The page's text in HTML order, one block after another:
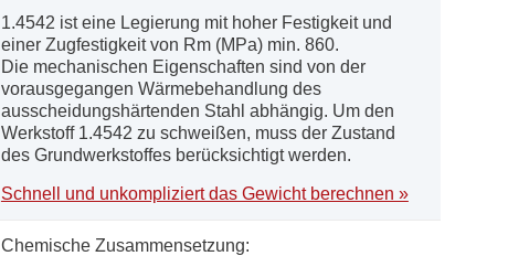
1.4542 ist eine Legierung mit hoher Festigkeit und
einer Zugfestigkeit von Rm (MPa) min. 860.
Die mechanischen Eigenschaften sind von der
vorausgegangen Wärmebehandlung des
ausscheidungshärtenden Stahl abhängig. Um den
Werkstoff 1.4542 zu schweißen, muss der Zustand
des Grundwerkstoffes berücksichtigt werden.
Schnell und unkompliziert das Gewicht berechnen »
Chemische Zusammensetzung: